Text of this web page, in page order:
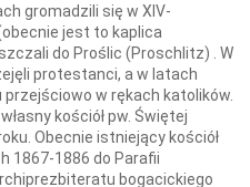
gromadzili się w XIV-
jest to kaplica
do Proślic (Proschlitz) . W
protestanci, a w latach
w rękach katolików.
kościół pw. Świętej
Obecnie istniejący kościół
1867-1886 do Parafii
bogacickiego